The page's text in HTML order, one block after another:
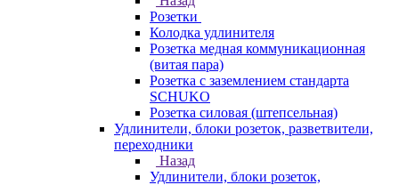
Розетки
Колодка удлинителя
Розетка медная коммуникационная
(витая пара)
Розетка с заземлением стандарта
SCHUKO
Розетка силовая (штепсельная)
Удлинители, блоки розеток, разветвители,
переходники
Назад
Удлинители, блоки розеток,